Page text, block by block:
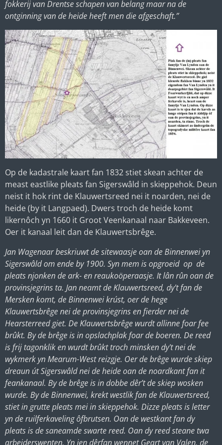
fokkerij van Drentse schapen van belang maar na de
ontginning van de heide heeft men die afgeschaft.”
Op de kadastrale kaart fan 1832 stiet skean achter de
meast eastlike pleats fan Sigerswâld in skieppehok. Deun
neist it hok rint de Klauwertsreed nei it noarden, nei de
heide (by it Langpaed). Dwers troch de heide komt
likernôch yn 1660 it Groot Veenkanaal naar Bakkeveen.
Oer it kanaal leit dan de Klauwertsbrêge.
Jan Wagenaar beskriuwt de sitewaasje oan de Binnenwei yn
Sigerswâld om ende by 1900. Syn mem is opgroeid op de
pleats njonken de ark- en reaukoöperaasje. It lân rûn oan de
provinsjegrins ta. Jan neamt de Klauwertsreed, dy't fan de
Mersken komt, de Binnenwei krúst, oer de hege
Klauwertsbrêge nei de provinsjegrins en fierder nei de
Hearsterreed giet. De Klauwertsbrêge wurdt allinne foar fee
brûkt. By de brêge is in opslachplak foar de boeren. De reed
is frij tagonklik en wurdt brûkt troch minsken dy't nei de
wykmerk yn Mearum-West reizgje. Oer de brêge wurde skiep
dreaun út Sigerswâld nei de heide oan de noardkant fan it
feankanaal. By de brêge is in dobbe dêr’t de skiep wosken
wurde. By de Binnenwei, krekt westlik fan de Klauwertsreed,
stiet in grutte pleats mei in skieppehok. Dizze pleats is letter
yn de ruilferkaveling ôfbrutsen. Oan de westkant fan dy
pleats is de saneamde swarte reed. Oan dy reed steane twa
arbeiderswenten. Yn ien dêrfan wennet Geart van Valen, de